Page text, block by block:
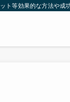
ト等効果的な方法や